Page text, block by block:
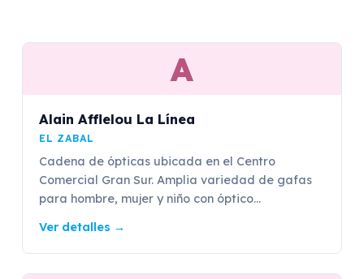
A
Alain Afflelou La Línea
EL ZABAL
Cadena de ópticas ubicada en el Centro
Comercial Gran Sur. Amplia variedad de gafas
para hombre, mujer y niño con óptico...
Ver detalles →